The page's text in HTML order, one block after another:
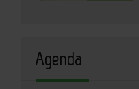
Agenda